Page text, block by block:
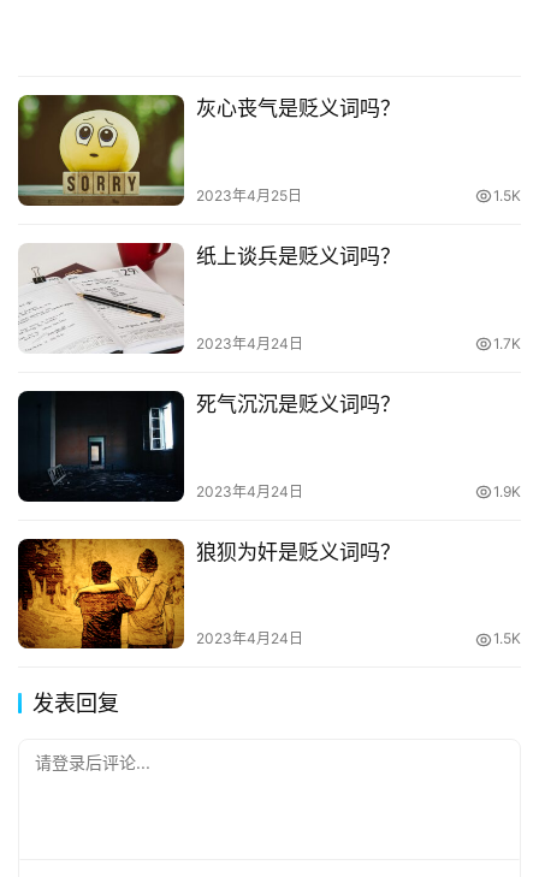
灰心丧气是贬义词吗？
2023年4月25日 1.5K
纸上谈兵是贬义词吗？
2023年4月24日 1.7K
死气沉沉是贬义词吗？
2023年4月24日 1.9K
狼狈为奸是贬义词吗？
2023年4月24日 1.5K
发表回复
请登录后评论...